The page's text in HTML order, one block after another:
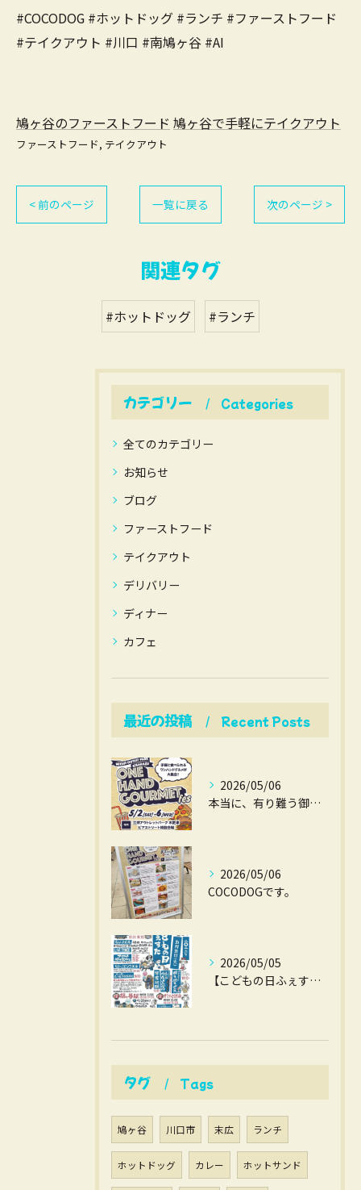
#COCODOG #ホットドッグ #ランチ #ファーストフード
#テイクアウト #川口 #南鳩ヶ谷 #AI
鳩ヶ谷のファーストフード 鳩ヶ谷で手軽にテイクアウト
ファーストフード テイクアウト
< 前のページ 一覧に戻る 次のページ >
関連タグ
#ホットドッグ #ランチ
カテゴリー Categories
全てのカテゴリー
お知らせ
ブログ
ファーストフード
テイクアウト
デリバリー
ディナー
カフェ
最近の投稿 Recent Posts
2026/05/06
本当に、有り難う御座いました。
2026/05/06
COCODOGです。
2026/05/05
【こどもの日ふぇすた】
タグ Tags
鳩ヶ谷 川口市 末広 ランチ
ホットドッグ カレー ホットサンド